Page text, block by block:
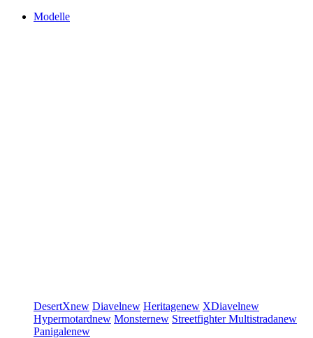
Modelle
DesertXnew Diavelnew Heritagenew XDiavelnew
Hypermotardnew Monsternew StreetfighterMultistradanew
Panigalenew